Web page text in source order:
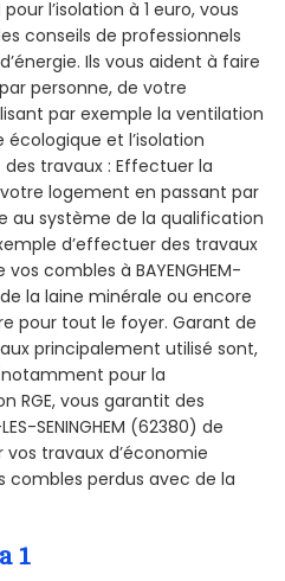
pour l’isolation à 1 euro, vous
conseils de professionnels
Ils vous aident à faire
personne, de votre
par exemple la ventilation
écologique et l’isolation
travaux : Effectuer la
logement en passant par
au système de la qualification
d’effectuer des travaux
combles à BAYENGHEM-
de la laine minérale ou encore
pour tout le foyer. Garant de
principalement utilisé sont,
pour la
RGE, vous garantit des
SENINGHEM (62380) de
travaux d’économie
combles perdus avec de la
1